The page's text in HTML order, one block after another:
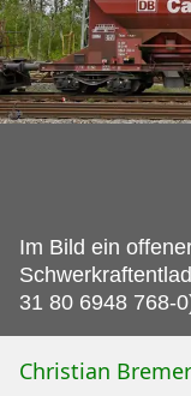
Im Bild ein
31 80 6948 768-
Christian Bremer